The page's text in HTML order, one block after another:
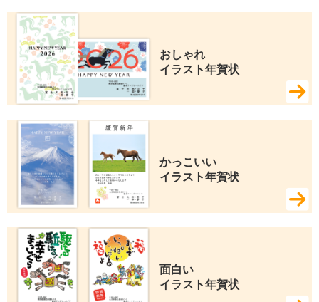
おしゃれ
イラスト年賀状
かっこいい
イラスト年賀状
面白い
イラスト年賀状